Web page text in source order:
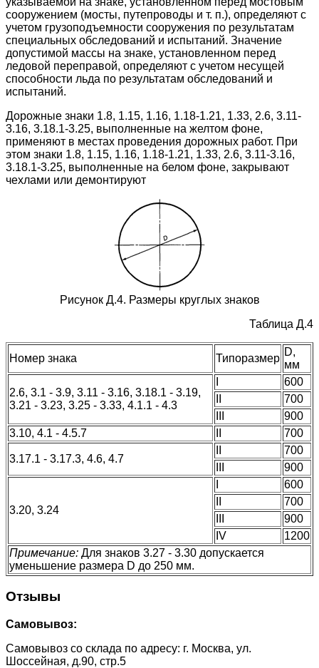
сооружением (мосты, путепроводы и т. п.), определяют с
учетом грузоподъемности сооружения по результатам
специальных обследований и испытаний. Значение
допустимой массы на знаке, установленном перед
ледовой переправой, определяют с учетом несущей
способности льда по результатам обследований и
испытаний.
Дорожные знаки 1.8, 1.15, 1.16, 1.18-1.21, 1.33, 2.6, 3.11-
3.16, 3.18.1-3.25, выполненные на желтом фоне,
применяют в местах проведения дорожных работ. При
этом знаки 1.8, 1.15, 1.16, 1.18-1.21, 1.33, 2.6, 3.11-3.16,
3.18.1-3.25, выполненные на белом фоне, закрывают
чехлами или демонтируют
Рисунок Д.4. Размеры круглых знаков
Таблица Д.4
Номер знака Типоразмер
D,
мм
2.6, 3.1 - 3.9, 3.11 - 3.16, 3.18.1 - 3.19,
3.21 - 3.23, 3.25 - 3.33, 4.1.1 - 4.3
600
700
900
3.10, 4.1 - 4.5.7
700
3.17.1 - 3.17.3, 4.6, 4.7
700
900
3.20, 3.24
600
700
900
IV
1200
Примечание: Для знаков 3.27 - 3.30 допускается
уменьшение размера D до 250 мм.
Отзывы
Самовывоз:
Самовывоз со склада по адресу: г. Москва, ул.
Шоссейная, д.90, стр.5